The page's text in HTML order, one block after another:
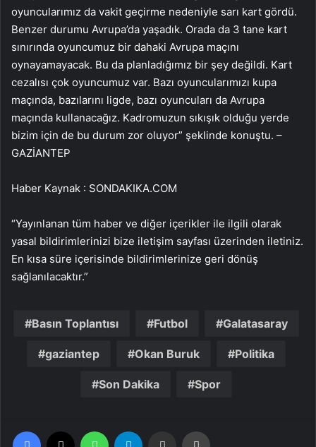
oyuncularımız da vakit geçirme nedeniyle sarı kart gördü.
Benzer durumu Avrupa’da yaşadık. Orada da 3 tane kart
sınırında oyuncumuz bir dahaki Avrupa maçını
oynayamayacak. Bu da planladığımız bir şey değildi. Kart
cezalısı çok oyuncumuz var. Bazı oyuncularımızı kupa
maçında, bazılarını ligde, bazı oyuncuları da Avrupa
maçında kullanacağız. Kadromuzun sıkışık olduğu yerde
bizim için de bu durum zor oluyor” şeklinde konuştu. –
GAZİANTEP
Haber Kaynak : SONDAKIKA.COM
“Yayınlanan tüm haber ve diğer içerikler ile ilgili olarak
yasal bildirimlerinizi bize iletişim sayfası üzerinden iletiniz.
En kısa süre içerisinde bildirimlerinize geri dönüş
sağlanılacaktır.”
Basın Toplantısı Futbol Galatasaray
gaziantep Okan Buruk Politika
Son Dakika Spor
Facebook WhatsApp Email'den paylaş